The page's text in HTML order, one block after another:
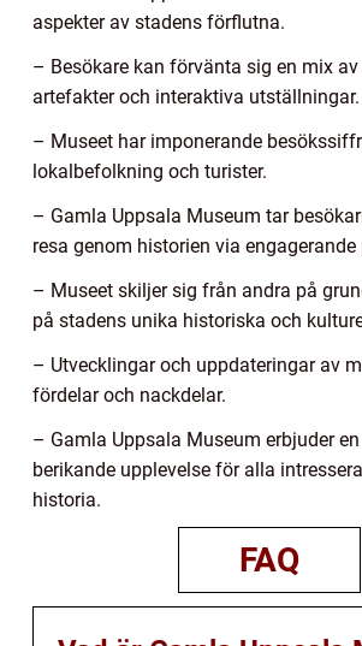
aspekter av stadens förflutna.
– Besökare kan förvänta sig en mix
artefakter och interaktiva utställningar.
– Museet har imponerande
lokalbefolkning och turister.
– Gamla Uppsala Museum tar
resa genom historien via engagerande
– Museet skiljer sig från andra på
på stadens unika historiska och
– Utvecklingar och uppdateringar av
fördelar och nackdelar.
– Gamla Uppsala Museum erbjuder
berikande upplevelse för alla
historia.
FAQ